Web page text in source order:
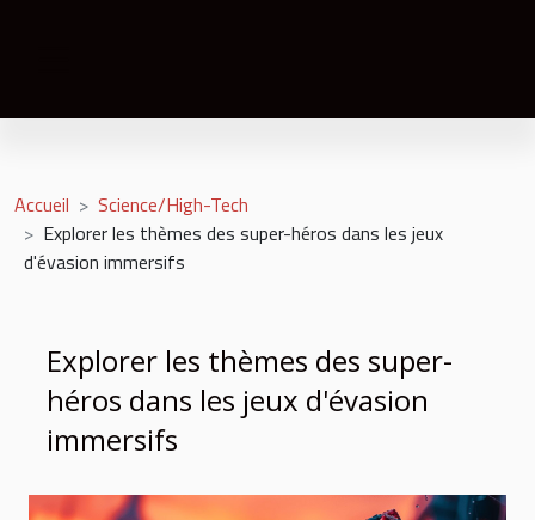
Accueil
Science/High-Tech
Explorer les thèmes des super-héros dans les jeux
d'évasion immersifs
Explorer les thèmes des super-
héros dans les jeux d'évasion
immersifs